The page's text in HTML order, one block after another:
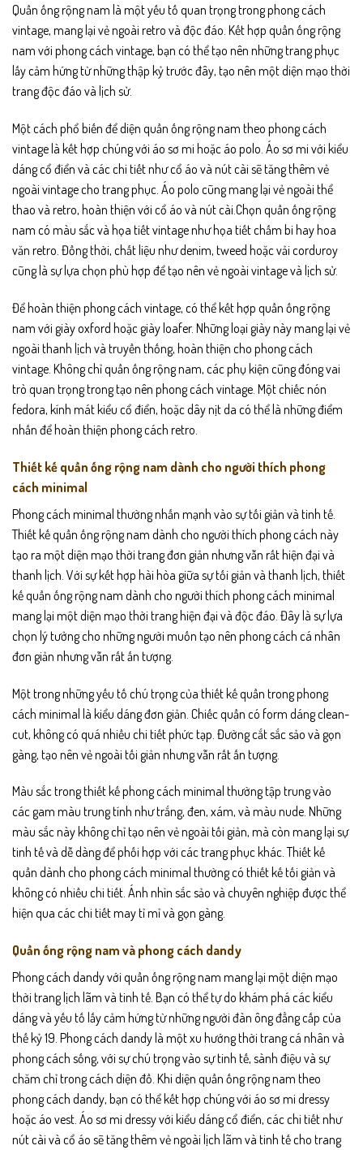
Quần ống rộng nam là một yếu tố quan trọng trong phong cách
vintage, mang lại vẻ ngoài retro và độc đáo. Kết hợp quần ống rộng
nam với phong cách vintage, bạn có thể tạo nên những trang phục
lấy cảm hứng từ những thập kỷ trước đây, tạo nên một diện mạo thời
trang độc đáo và lịch sử.
Một cách phổ biến để diện quần ống rộng nam theo phong cách
vintage là kết hợp chúng với áo sơ mi hoặc áo polo. Áo sơ mi với kiểu
dáng cổ điển và các chi tiết như cổ áo và nút cài sẽ tăng thêm vẻ
ngoài vintage cho trang phục. Áo polo cũng mang lại vẻ ngoài thể
thao và retro, hoàn thiện với cổ áo và nút cài.Chọn quần ống rộng
nam có màu sắc và họa tiết vintage như họa tiết chấm bi hay hoa
văn retro. Đồng thời, chất liệu như denim, tweed hoặc vải corduroy
cũng là sự lựa chọn phù hợp để tạo nên vẻ ngoài vintage và lịch sử.
Để hoàn thiện phong cách vintage, có thể kết hợp quần ống rộng
nam với giày oxford hoặc giày loafer. Những loại giày này mang lại vẻ
ngoài thanh lịch và truyền thống, hoàn thiện cho phong cách
vintage. Không chỉ quần ống rộng nam, các phụ kiện cũng đóng vai
trò quan trọng trong tạo nên phong cách vintage. Một chiếc nón
fedora, kính mát kiểu cổ điển, hoặc dây nịt da có thể là những điểm
nhấn để hoàn thiện phong cách retro.
Thiết kế quần ống rộng nam dành cho người thích phong
cách minimal
Phong cách minimal thường nhấn mạnh vào sự tối giản và tinh tế.
Thiết kế quần ống rộng nam dành cho người thích phong cách này
tạo ra một diện mạo thời trang đơn giản nhưng vẫn rất hiện đại và
thanh lịch. Với sự kết hợp hài hòa giữa sự tối giản và thanh lịch, thiết
kế quần ống rộng nam dành cho người thích phong cách minimal
mang lại một diện mạo thời trang hiện đại và độc đáo. Đây là sự lựa
chọn lý tưởng cho những người muốn tạo nên phong cách cá nhân
đơn giản nhưng vẫn rất ấn tượng.
Một trong những yếu tố chú trọng của thiết kế quần trong phong
cách minimal là kiểu dáng đơn giản. Chiếc quần có form dáng clean-
cut, không có quá nhiều chi tiết phức tạp. Đường cắt sắc sảo và gọn
gàng, tạo nên vẻ ngoài tối giản nhưng vẫn rất ấn tượng.
Màu sắc trong thiết kế phong cách minimal thường tập trung vào
các gam màu trung tính như trắng, đen, xám, và màu nude. Những
màu sắc này không chỉ tạo nên vẻ ngoài tối giản, mà còn mang lại sự
tinh tế và dễ dàng để phối hợp với các trang phục khác. Thiết kế
quần dành cho phong cách minimal thường có thiết kế tối giản và
không có nhiều chi tiết. Ánh nhìn sắc sảo và chuyên nghiệp được thể
hiện qua các chi tiết may tỉ mỉ và gọn gàng.
Quần ống rộng nam và phong cách dandy
Phong cách dandy với quần ống rộng nam mang lại một diện mạo
thời trang lịch lãm và tinh tế. Bạn có thể tự do khám phá các kiểu
dáng và yếu tố lấy cảm hứng từ những người đàn ông đẳng cấp của
thế kỷ 19. Phong cách dandy là một xu hướng thời trang cá nhân và
phong cách sống, với sự chú trọng vào sự tinh tế, sành điệu và sự
chăm chỉ trong cách diện đồ. Khi diện quần ống rộng nam theo
phong cách dandy, bạn có thể kết hợp chúng với áo sơ mi dressy
hoặc áo vest. Áo sơ mi dressy với kiểu dáng cổ điển, các chi tiết như
nút cài và cổ áo sẽ tăng thêm vẻ ngoài lịch lãm và tinh tế cho trang